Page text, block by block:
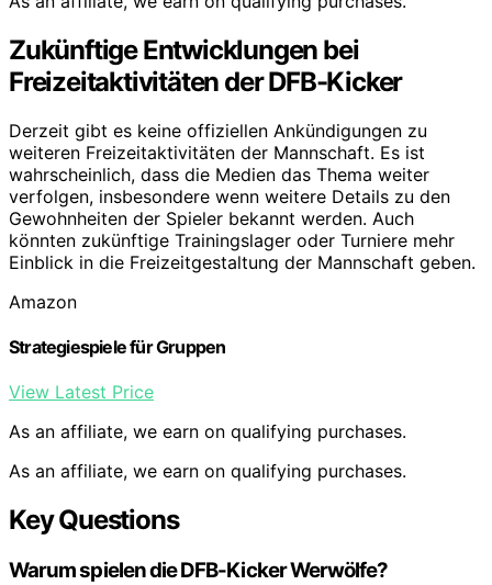
Zukünftige Entwicklungen bei
Freizeitaktivitäten der DFB-Kicker
Derzeit gibt es keine offiziellen Ankündigungen zu
weiteren Freizeitaktivitäten der Mannschaft. Es ist
wahrscheinlich, dass die Medien das Thema weiter
verfolgen, insbesondere wenn weitere Details zu den
Gewohnheiten der Spieler bekannt werden. Auch
könnten zukünftige Trainingslager oder Turniere mehr
Einblick in die Freizeitgestaltung der Mannschaft geben.
Amazon
Strategiespiele für Gruppen
View Latest Price
As an affiliate, we earn on qualifying purchases.
As an affiliate, we earn on qualifying purchases.
Key Questions
Warum spielen die DFB-Kicker Werwölfe?